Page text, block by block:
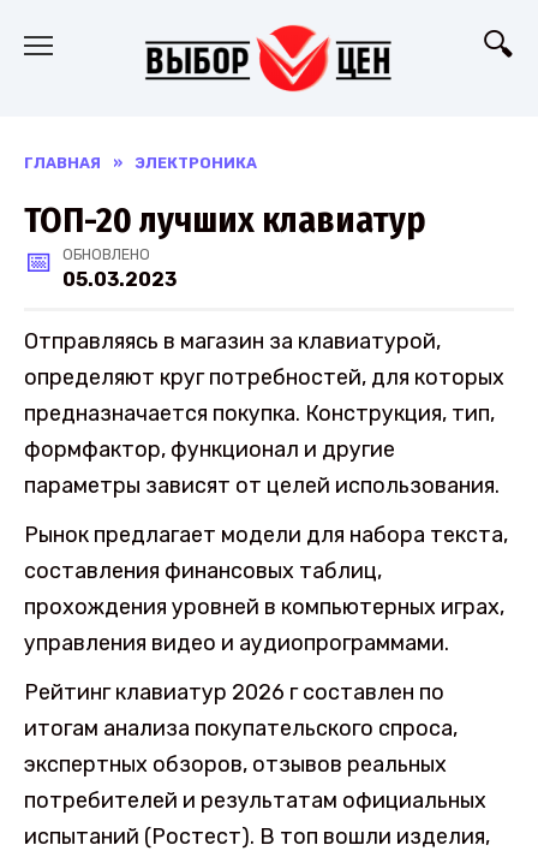
ГЛАВНАЯ » ЭЛЕКТРОНИКА
ТОП-20 лучших клавиатур
ОБНОВЛЕНО
05.03.2023
Отправляясь в магазин за клавиатурой,
определяют круг потребностей, для которых
предназначается покупка. Конструкция, тип,
формфактор, функционал и другие
параметры зависят от целей использования.
Рынок предлагает модели для набора текста,
составления финансовых таблиц,
прохождения уровней в компьютерных играх,
управления видео и аудиопрограммами.
Рейтинг клавиатур 2026 г составлен по
итогам анализа покупательского спроса,
экспертных обзоров, отзывов реальных
потребителей и результатам официальных
испытаний (Ростест). В топ вошли изделия,